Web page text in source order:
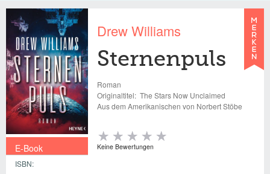
E-Book
ISBN:
Drew Williams
Sternenpuls
Roman
Originaltitel: The Stars Now Unclaimed
Aus dem Amerikanischen von Norbert Stöbe
Keine Bewertungen